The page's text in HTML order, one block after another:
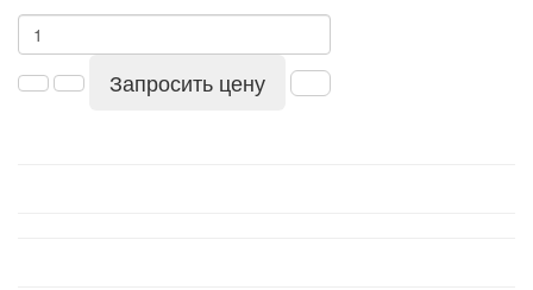
Запросить цену